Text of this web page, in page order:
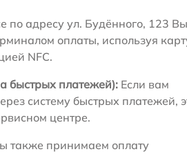
по адресу ул. Будённого, 123 Вы
оплаты, используя
NFC.
быстрых платежей): Если вам
систему быстрых платежей,
центре.
также принимаем оплату